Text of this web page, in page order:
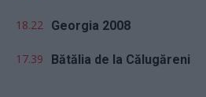
18.22 Georgia 2008
17.39 Bătălia de la Călugăreni